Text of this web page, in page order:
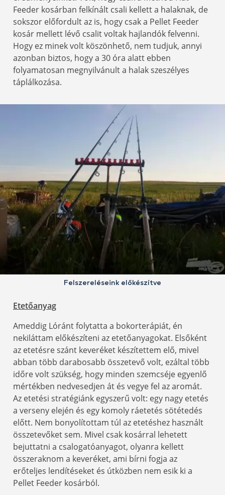
Feeder kosárban felkínált csali kellett a halaknak, de
sokszor előfordult az is, hogy csak a Pellet Feeder
kosár mellett lévő csalit voltak hajlandók felvenni.
Hogy ez minek volt köszönhető, nem tudjuk, annyi
azonban biztos, hogy a 30 óra alatt ebben
folyamatosan megnyilvánult a halak szeszélyes
táplálkozása.
Felszereléseink előkészítve
Etetőanyag
Ameddig Lóránt folytatta a bokorterápiát, én
nekiláttam előkészíteni az etetőanyagokat. Elsőként
az etetésre szánt keveréket készítettem elő, mivel
abban több darabosabb összetevő volt, ezáltal több
időre volt szükség, hogy minden szemcséje egyenlő
mértékben nedvesedjen át és vegye fel az aromát.
Az etetési stratégiánk egyszerű volt: egy nagy etetés
a verseny elején és egy komoly ráetetés sötétedés
előtt. Nem bonyolítottam túl az etetéshez használt
összetevőket sem. Mivel csak kosárral lehetett
bejuttatni a csalogatóanyagot, olyanra kellett
összeraknom a keveréket, ami bírni fogja az
erőteljes lendítéseket és útközben nem esik ki a
Pellet Feeder kosárból.